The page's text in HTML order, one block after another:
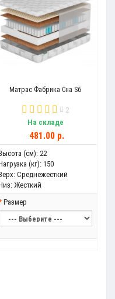
Матрас Фабрика Сна S6
2
На складе
481.00 р.
(см): 22
(кг): 150
Среднежесткий
Жесткий
Размер